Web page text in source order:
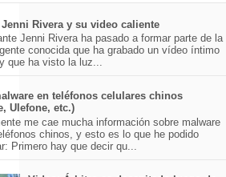
Jenni Rivera y su video caliente
Jenni Rivera ha pasado a formar parte de la
conocida que ha grabado un vídeo íntimo
que ha visto la luz...
en teléfonos celulares chinos
Ulefone, etc.)
me cae mucha información sobre malware
chinos, y esto es lo que he podido
Primero hay que decir qu...